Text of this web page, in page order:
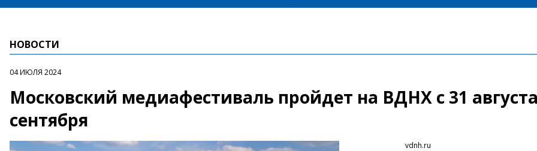
НОВОСТИ
04 ИЮЛЯ 2024
Московский медиафестиваль пройдет на ВДНХ с 31
сентября
vdnh.ru